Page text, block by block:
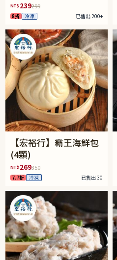
NT$ 239299
8折 冷凍 已售出 200+
【宏裕行】霸王海鮮包
(4顆)
NT$ 269350
7.7折 冷凍 已售出 30